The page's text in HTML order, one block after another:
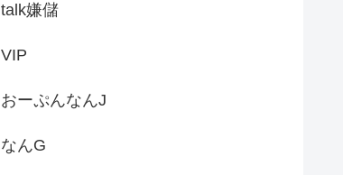
talk嫌儲
VIP
おーぷんなんJ
なんG